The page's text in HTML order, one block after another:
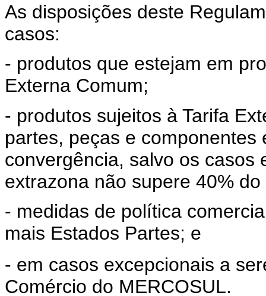
As disposições deste
casos:
- produtos que estejam em
Externa Comum;
- produtos sujeitos à Tarifa
partes, peças e
convergência, salvo os casos
extrazona não supere 40%
- medidas de política
mais Estados Partes; e
- em casos excepcionais a
Comércio do MERCOSUL.